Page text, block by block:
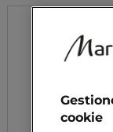
cookie